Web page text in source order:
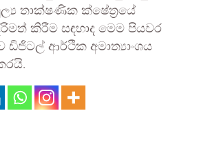
තාක්ෂණික ක්ෂේත්‍රයේ
කිරීම සඳහාද මෙම පියවර
ඩිජිටල් ආර්ථික අමාත්‍යාංශය